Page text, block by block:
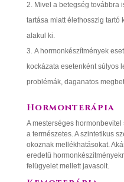
Mivel a betegség továbbra
tartása miatt élethosszig tartó
alakul ki.
A hormonkészítmények
kockázata esetenként súlyos
problémák, daganatos
Hormonterápia
A mesterséges
a természetes. A szintetikus
okoznak mellékhatásokat.
eredetű
felügyelet mellett javasolt.